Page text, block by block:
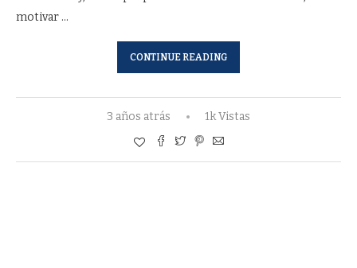
motivar …
CONTINUE READING
3 años atrás 1k Vistas